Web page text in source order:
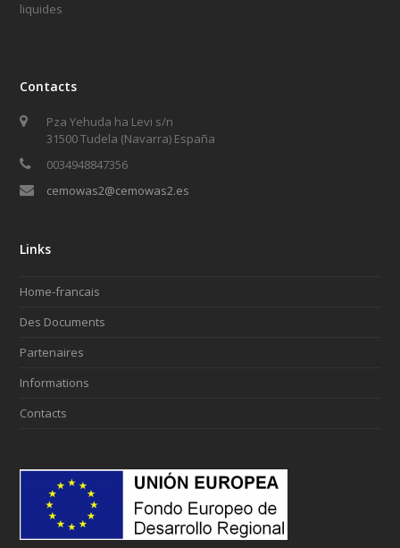
liquides
Contacts
Pza Yehuda ha Levi s/n
31500 Tudela (Navarra) España
0034948847356
cemowas2@cemowas2.es
Links
Home-francais
Des Documents
Partenaires
Informations
Contacts